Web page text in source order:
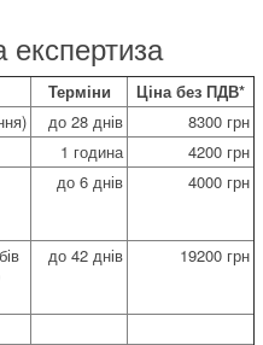
експертиза
Терміни
Ціна без ПДВ*
до 28 днів
8300 грн
1 година
4200 грн
до 6 днів 4000 грн
до 42 днів 19200 грн